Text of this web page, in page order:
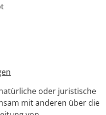
oder juristische
mit anderen über die